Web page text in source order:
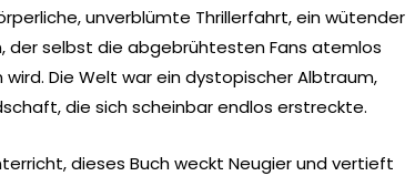
unverblümte Thrillerfahrt, ein wütender
der selbst die abgebrühtesten Fans atemlos
Die Welt war ein dystopischer Albtraum,
die sich scheinbar endlos erstreckte.
dieses Buch weckt Neugier und vertieft